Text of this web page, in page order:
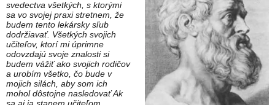
svedectva všetkých, s ktorými
sa vo svojej praxi stretnem, že
budem tento lekársky sľub
dodržiavať. Všetkých svojich
učiteľov, ktorí mi úprimne
odovzdajú svoje znalosti si
budem vážiť ako svojich rodičov
a urobím všetko, čo bude v
mojich silách, aby som ich
mohol dôstojne nasledovať Ak